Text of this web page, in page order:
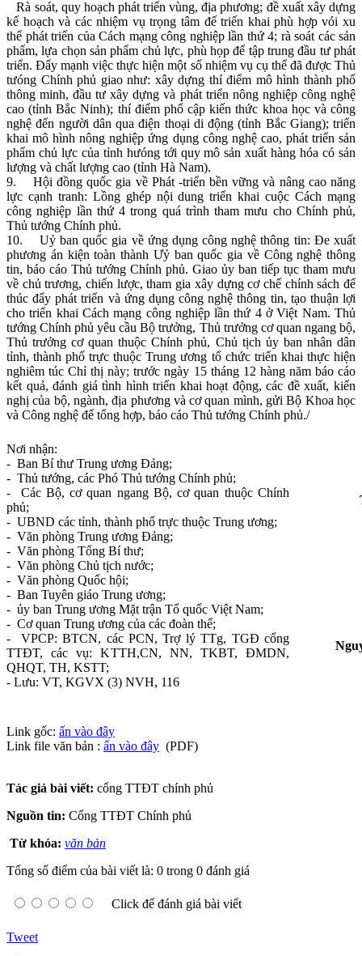
Rà soát, quy hoạch phát triển vùng, địa phương; đề xuất xây dựng
kế hoạch và các nhiệm vụ trọng tâm đế triến khai phù hợp vói xu
thế phát triến của Cách mạng công nghiệp lần thứ 4; rà soát các sản
phẩm, lựa chọn sản phẩm chủ lực, phù họp để tập trung đầu tư phát
triển. Đẩy mạnh việc thực hiện một số nhiệm vụ cụ thể đã được Thủ
tưóng Chính phủ giao như: xây dựng thí điểm mô hình thành phố
thông minh, đầu tư xây dựng và phát triển nông nghiệp công nghệ
cao (tỉnh Bắc Ninh); thí điểm phổ cập kiến thức khoa học và công
nghệ đến người dân qua điện thoại di động (tỉnh Bắc Giang); triển
khai mô hình nông nghiệp ứng dụng công nghệ cao, phát triển sản
phẩm chủ lực của tỉnh hưóng tới quy mô sản xuất hàng hóa có sản
lượng và chất lượng cao (tỉnh Hà Nam).
9. Hội đồng quốc gia về Phát -triển bền vững và nâng cao năng
lực cạnh tranh: Lồng ghép nội dung triển khai cuộc Cách mạng
công nghiệp lần thứ 4 trong quá trình tham mưu cho Chính phủ,
Thủ tướng Chính phủ.
10. Uỷ ban quốc gia về ứng dụng công nghệ thông tin: Đe xuất
phương án kiện toàn thành Ưỷ ban quốc gia về Công nghệ thông
tin, báo cáo Thủ tướng Chính phủ. Giao ủy ban tiếp tục tham mưu
về chủ trương, chiến lược, tham gia xây dựng cơ chế chính sách để
thúc đẩy phát triển và ứng dụng công nghệ thông tin, tạo thuận lợi
cho triển khai Cách mạng công nghiệp lần thứ 4 ở Việt Nam. Thủ
tướng Chính phủ yêu cầu Bộ trưởng, Thủ trưởng cơ quan ngang bộ,
Thủ trưởng cơ quan thuộc Chính phủ, Chủ tịch ủy ban nhân dân
tỉnh, thành phố trực thuộc Trung ương tổ chức triển khai thực hiện
nghiêm túc Chỉ thị này; trước ngày 15 tháng 12 hàng năm báo cáo
kết quả, đánh giá tình hình triển khai hoạt động, các đề xuất, kiến
nghị của bộ, ngành, địa phương và cơ quan mình, gửi Bộ Khoa học
và Công nghệ để tổng hợp, báo cáo Thủ tướng Chính phủ./
Nơi nhận:
- Ban Bí thư Trung ương Đảng;
- Thủ tướng, các Phó Thủ tướng Chính phủ;
- Các Bộ, cơ quan ngang Bộ, cơ quan thuộc Chính
phủ;
- UBND các tỉnh, thành phố trực thuộc Trung ương;
- Văn phòng Trung ương Đảng;
- Văn phòng Tổng Bí thư;
- Văn phòng Chủ tịch nước;
- Văn phòng Quốc hội;
- Ban Tuyên giáo Trung ương;
- ủy ban Trung ương Mặt trận Tổ quốc Việt Nam;
- Cơ quan Trung ương của các đoàn thể;
- VPCP: BTCN, các PCN, Trợ lý TTg, TGĐ cổng
TTĐT, các vụ: KTTH,CN, NN, TKBT, ĐMDN,
QHQT, TH, KSTT;
- Lưu: VT, KGVX (3) NVH, 116
Link gốc: ấn vào đây
Link file văn bản : ấn vào đây (PDF)
Tác giả bài viết: cổng TTĐT chính phủ
Nguồn tin: Cổng TTĐT Chính phủ
Từ khóa: văn bản
Tổng số điểm của bài viết là: 0 trong 0 đánh giá
Click để đánh giá bài viết
Tweet